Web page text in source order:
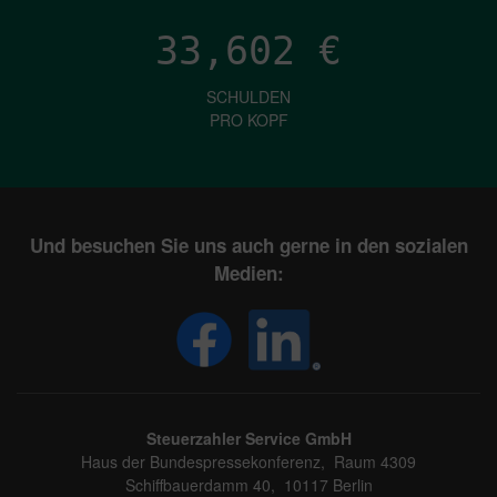
33,602 €
SCHULDEN
PRO KOPF
Und besuchen Sie uns auch gerne in den sozialen
Medien:
Steuerzahler Service GmbH
Haus der Bundespressekonferenz, Raum 4309
Schiffbauerdamm 40, 10117 Berlin